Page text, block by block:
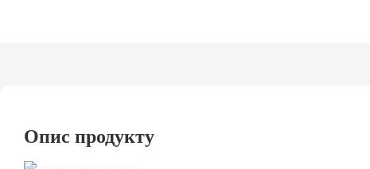
Опис продукту